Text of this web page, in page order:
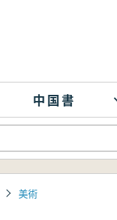
中国書
美術